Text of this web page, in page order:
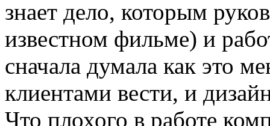
знает дело, которым
известном фильме) и
сначала думала как это
клиентами вести, и
Что плохого в работе